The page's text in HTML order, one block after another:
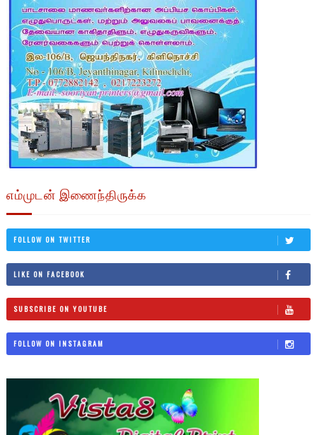
எம்முடன் இணைந்திருக்க
FOLLOW ON TWITTER
LIKE ON FACEBOOK
SUBSCRIBE ON YOUTUBE
FOLLOW ON INSTAGRAM